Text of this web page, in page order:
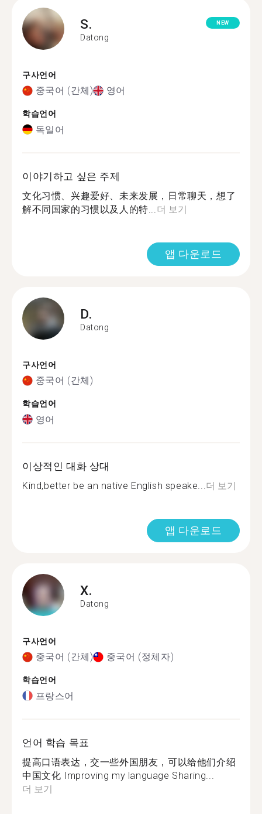
S.
Datong
NEW
구사언어
중국어 (간체) 영어
학습언어
독일어
이야기하고 싶은 주제
文化习惯、兴趣爱好、未来发展，日常聊天，想了
解不同国家的习惯以及人的特... 더 보기
앱 다운로드
D.
Datong
구사언어
중국어 (간체)
학습언어
영어
이상적인 대화 상대
Kind,better be an native English speake... 더 보기
앱 다운로드
X.
Datong
구사언어
중국어 (간체) 중국어 (정체자)
학습언어
프랑스어
언어 학습 목표
提高口语表达，交一些外国朋友，可以给他们介绍
中国文化 Improving my language Sharing...
더 보기